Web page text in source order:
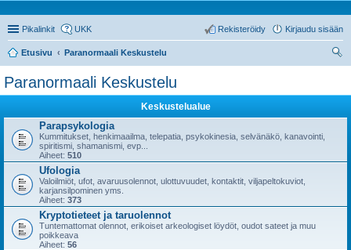
Pikalinkit UKK Kirjaudu sisään
Rekisteröidy
Etusivu
Paranormaali Keskustelu
Paranormaali Keskustelu
Keskustelualue
Parapsykologia
Kummitukset, henkimaailma, telepatia, psykokinesia, selvänäkö, kanavointi,
spiritismi, shamanismi, evp...
Aiheet: 510
Ufologia
Valoilmiöt, ufot, avaruusolennot, ulottuvuudet, kontaktit, viljapeltokuviot,
karjansilpominen yms.
Aiheet: 373
Kryptotieteet ja taruolennot
Tuntemattomat olennot, erikoiset arkeologiset löydöt, oudot sateet ja muu
poikkeava
Aiheet: 56